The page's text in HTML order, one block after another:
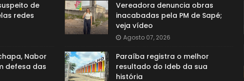
de
redes
Nabor
defesa das
Vereadora denuncia obras
inacabadas pela PM de Sapé;
veja vídeo
Agosto 07, 2026
Paraíba registra o melhor
resultado do Ideb da sua
história